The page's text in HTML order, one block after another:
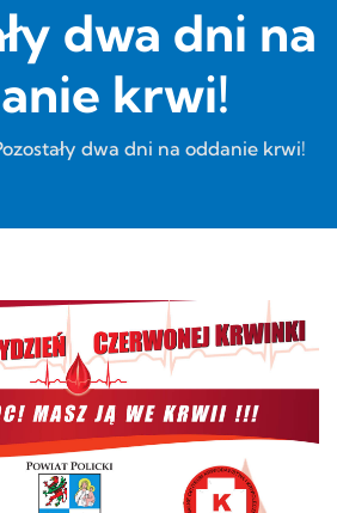
dwa dni na
krwi!
dwa dni na oddanie krwi!